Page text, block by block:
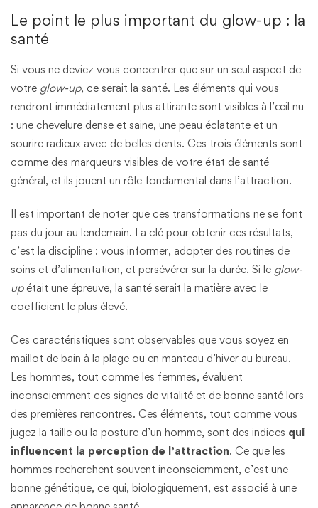
Le point le plus important du glow-up : la
santé
Si vous ne deviez vous concentrer que sur un seul aspect de
votre glow-up, ce serait la santé. Les éléments qui vous
rendront immédiatement plus attirante sont visibles à l’œil nu
: une chevelure dense et saine, une peau éclatante et un
sourire radieux avec de belles dents. Ces trois éléments sont
comme des marqueurs visibles de votre état de santé
général, et ils jouent un rôle fondamental dans l’attraction.
Il est important de noter que ces transformations ne se font
pas du jour au lendemain. La clé pour obtenir ces résultats,
c’est la discipline : vous informer, adopter des routines de
soins et d’alimentation, et persévérer sur la durée. Si le glow-
upétait une épreuve, la santé serait la matière avec le
coefficient le plus élevé.
Ces caractéristiques sont observables que vous soyez en
maillot de bain à la plage ou en manteau d’hiver au bureau.
Les hommes, tout comme les femmes, évaluent
inconsciemment ces signes de vitalité et de bonne santé lors
des premières rencontres. Ces éléments, tout comme vous
jugez la taille ou la posture d’un homme, sont des indices qui
influencent la perception de l’attraction. Ce que les
hommes recherchent souvent inconsciemment, c’est une
bonne génétique, ce qui, biologiquement, est associé à une